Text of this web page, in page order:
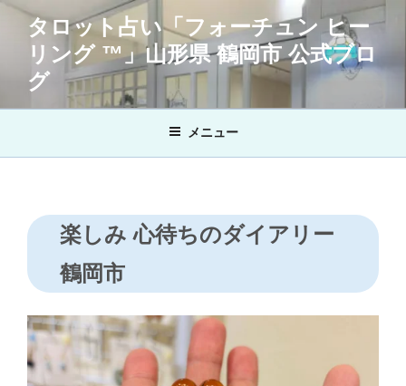
キ
タロット占い「フォーチュン ヒー
リング ™」山形県 鶴岡市 公式ブロ
グ
メニュー
楽しみ 心待ちのダイアリー
鶴岡市